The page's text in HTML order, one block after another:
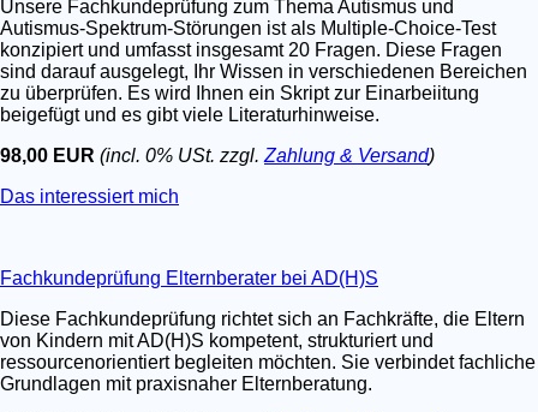
Unsere Fachkundeprüfung zum Thema Autismus und
Autismus-Spektrum-Störungen ist als Multiple-Choice-Test
konzipiert und umfasst insgesamt 20 Fragen. Diese Fragen
sind darauf ausgelegt, Ihr Wissen in verschiedenen Bereichen
zu überprüfen. Es wird Ihnen ein Skript zur Einarbeiitung
beigefügt und es gibt viele Literaturhinweise.
98,00 EUR (incl. 0% USt. zzgl. Zahlung & Versand)
Das interessiert mich
Fachkundeprüfung Elternberater bei AD(H)S
Diese Fachkundeprüfung richtet sich an Fachkräfte, die Eltern
von Kindern mit AD(H)S kompetent, strukturiert und
ressourcenorientiert begleiten möchten. Sie verbindet fachliche
Grundlagen mit praxisnaher Elternberatung.